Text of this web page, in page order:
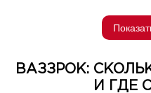
ВАЗЗРОК:
И ГДЕ